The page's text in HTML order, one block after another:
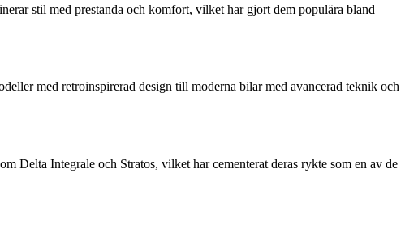
stil med prestanda och komfort, vilket har gjort dem populära bland
med retroinspirerad design till moderna bilar med avancerad teknik och
Delta Integrale och Stratos, vilket har cementerat deras rykte som en av de